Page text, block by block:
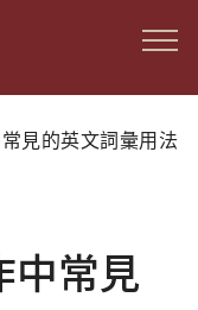
見的英文詞彙用法
中常見